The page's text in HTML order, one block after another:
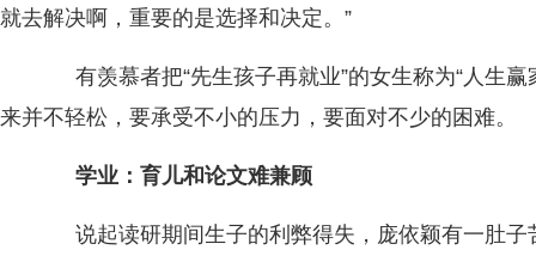
就去解决啊，重要的是选择和决定。”
有羡慕者把“先生孩子再就业”的女生称为“人生赢
来并不轻松，要承受不小的压力，要面对不少的困难。
学业：育儿和论文难兼顾
说起读研期间生子的利弊得失，庞依颖有一肚子